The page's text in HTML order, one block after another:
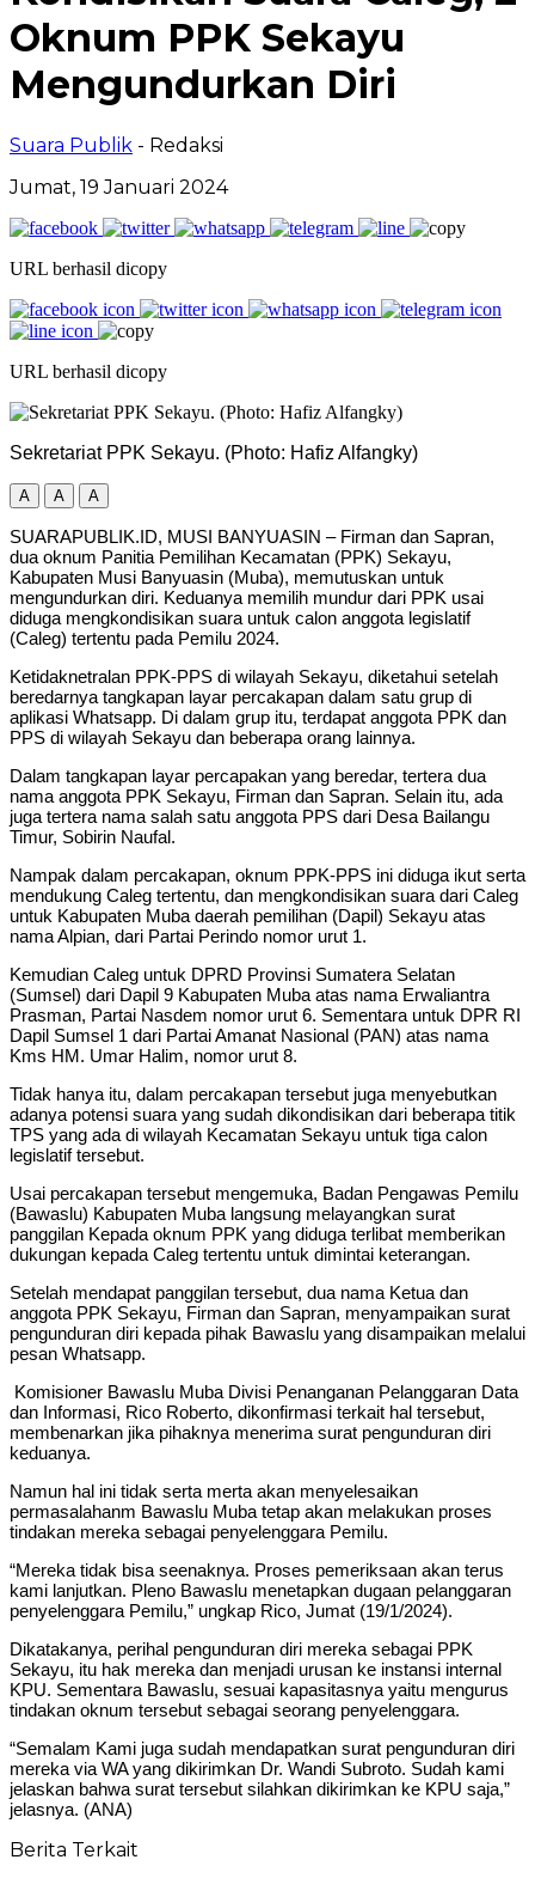
Oknum PPK Sekayu
Mengundurkan Diri
Suara Publik - Redaksi
Jumat, 19 Januari 2024
URL berhasil dicopy
URL berhasil dicopy
Sekretariat PPK Sekayu. (Photo: Hafiz Alfangky)
A A A
SUARAPUBLIK.ID, MUSI BANYUASIN – Firman dan Sapran,
dua oknum Panitia Pemilihan Kecamatan (PPK) Sekayu,
Kabupaten Musi Banyuasin (Muba), memutuskan untuk
mengundurkan diri. Keduanya memilih mundur dari PPK usai
diduga mengkondisikan suara untuk calon anggota legislatif
(Caleg) tertentu pada Pemilu 2024.
Ketidaknetralan PPK-PPS di wilayah Sekayu, diketahui setelah
beredarnya tangkapan layar percakapan dalam satu grup di
aplikasi Whatsapp. Di dalam grup itu, terdapat anggota PPK dan
PPS di wilayah Sekayu dan beberapa orang lainnya.
Dalam tangkapan layar percapakan yang beredar, tertera dua
nama anggota PPK Sekayu, Firman dan Sapran. Selain itu, ada
juga tertera nama salah satu anggota PPS dari Desa Bailangu
Timur, Sobirin Naufal.
Nampak dalam percakapan, oknum PPK-PPS ini diduga ikut serta
mendukung Caleg tertentu, dan mengkondisikan suara dari Caleg
untuk Kabupaten Muba daerah pemilihan (Dapil) Sekayu atas
nama Alpian, dari Partai Perindo nomor urut 1.
Kemudian Caleg untuk DPRD Provinsi Sumatera Selatan
(Sumsel) dari Dapil 9 Kabupaten Muba atas nama Erwaliantra
Prasman, Partai Nasdem nomor urut 6. Sementara untuk DPR RI
Dapil Sumsel 1 dari Partai Amanat Nasional (PAN) atas nama
Kms HM. Umar Halim, nomor urut 8.
Tidak hanya itu, dalam percakapan tersebut juga menyebutkan
adanya potensi suara yang sudah dikondisikan dari beberapa titik
TPS yang ada di wilayah Kecamatan Sekayu untuk tiga calon
legislatif tersebut.
Usai percakapan tersebut mengemuka, Badan Pengawas Pemilu
(Bawaslu) Kabupaten Muba langsung melayangkan surat
panggilan Kepada oknum PPK yang diduga terlibat memberikan
dukungan kepada Caleg tertentu untuk dimintai keterangan.
Setelah mendapat panggilan tersebut, dua nama Ketua dan
anggota PPK Sekayu, Firman dan Sapran, menyampaikan surat
pengunduran diri kepada pihak Bawaslu yang disampaikan melalui
pesan Whatsapp.
Komisioner Bawaslu Muba Divisi Penanganan Pelanggaran Data
dan Informasi, Rico Roberto, dikonfirmasi terkait hal tersebut,
membenarkan jika pihaknya menerima surat pengunduran diri
keduanya.
Namun hal ini tidak serta merta akan menyelesaikan
permasalahanm Bawaslu Muba tetap akan melakukan proses
tindakan mereka sebagai penyelenggara Pemilu.
“Mereka tidak bisa seenaknya. Proses pemeriksaan akan terus
kami lanjutkan. Pleno Bawaslu menetapkan dugaan pelanggaran
penyelenggara Pemilu,” ungkap Rico, Jumat (19/1/2024).
Dikatakanya, perihal pengunduran diri mereka sebagai PPK
Sekayu, itu hak mereka dan menjadi urusan ke instansi internal
KPU. Sementara Bawaslu, sesuai kapasitasnya yaitu mengurus
tindakan oknum tersebut sebagai seorang penyelenggara.
“Semalam Kami juga sudah mendapatkan surat pengunduran diri
mereka via WA yang dikirimkan Dr. Wandi Subroto. Sudah kami
jelaskan bahwa surat tersebut silahkan dikirimkan ke KPU saja,”
jelasnya. (ANA)
Berita Terkait